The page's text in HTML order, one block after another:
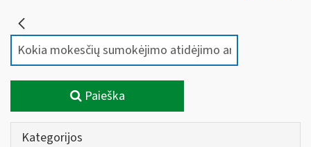
Paieška
Kategorijos